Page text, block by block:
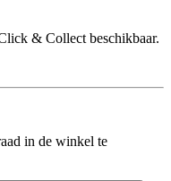
& Collect beschikbaar.
in de winkel te